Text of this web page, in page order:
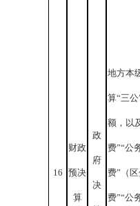
16
财政
预决
算
政
府
决
地方本
算“三
额，以
费”“公
费”（
费”“公